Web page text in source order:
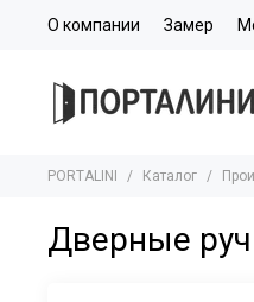
О компании Замер
PORTALINI Каталог
Дверные